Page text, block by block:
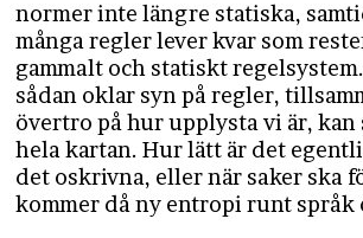
normer inte längre statiska,
många regler lever kvar som
gammalt och statiskt
sådan oklar syn på regler,
övertro på hur upplysta vi är, kan
hela kartan. Hur lätt är det
det oskrivna, eller när saker ska
kommer då ny entropi runt språk